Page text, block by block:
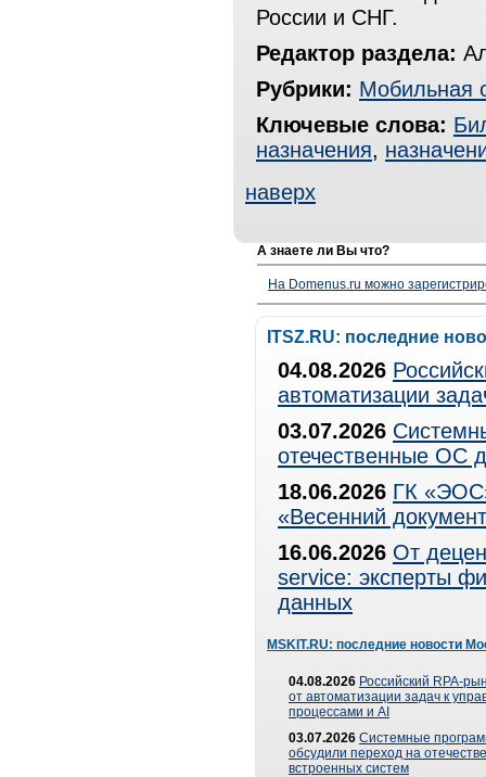
России и СНГ.
Редактор раздела:
Рубрики: Мобильная
Ключевые слова:
назначения,
наверх
А знаете ли Вы что?
На Domenus.ru можно
ITSZ.RU: последние
04.08.2026
автоматизации
03.07.2026
отечественные ОС
18.06.2026 ГК
«Весенний
16.06.2026 От
service: эксперты
данных
MSKIT.RU: последние новости
04.08.2026 Российский RPA-
от автоматизации задач к
процессами и AI
03.07.2026 Системные
обсудили переход на
встроенных систем